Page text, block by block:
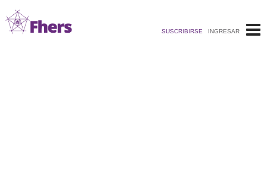
al
contenido
INGRESAR
SUSCRIBIRSE